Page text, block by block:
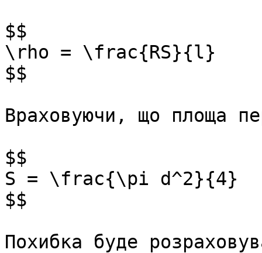
$$
\rho = \frac{RS}{l}
$$
Враховуючи, що площа
$$
S = \frac{\pi d^2}{4}
$$
Похибка буде